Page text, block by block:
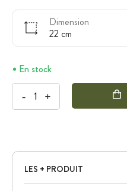
Dimension
22 cm
En stock
- +
LES + PRODUIT